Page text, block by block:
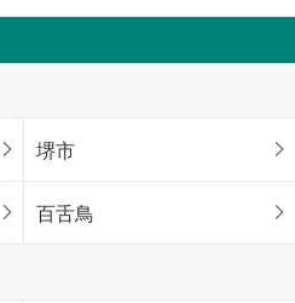
堺市
百舌鳥